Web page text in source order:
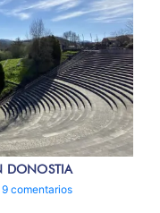
DONOSTIA
9 comentariosen